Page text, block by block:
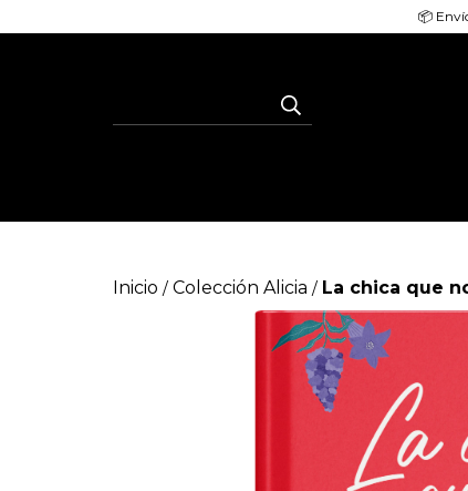
📦
Inicio / Colección Alicia / La chica que